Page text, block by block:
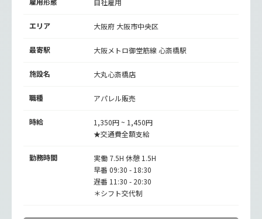
自社雇用
エリア 大阪府 大阪市中央区
最寄駅 大阪メトロ御堂筋線心斎橋駅
施設名 大丸心斎橋店
職種 アパレル販売
時給
1,350円 ~ 1,450円
★交通費全額支給
勤務時間
実働 7.5H 休憩 1.5H
早番 09:30 - 18:30
遅番 11:30 - 20:30
＊シフト交代制